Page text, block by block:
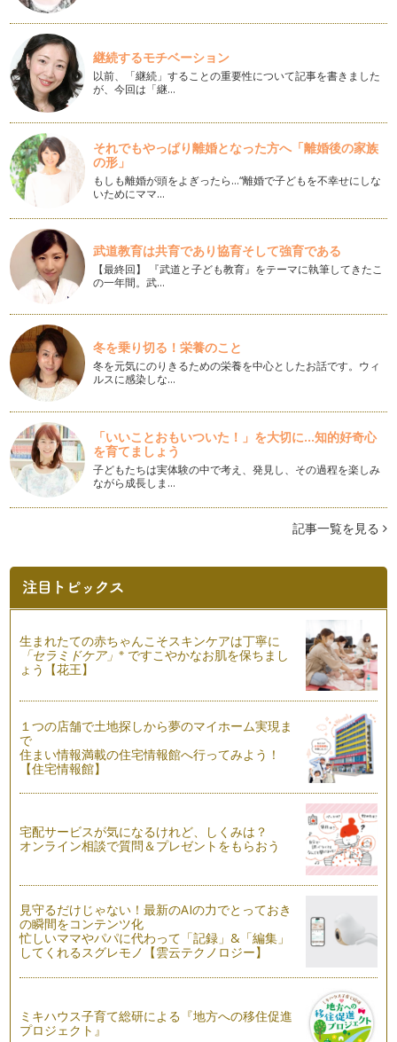
正しい歩き方のポイント③
いつもの歩き方、歩幅を意識したことはありますか？ 大股に
なりすぎたり、左右の幅が違…
正しい歩き方のポイント②
歩き方のポイント２つ目は「まっすぐのラインに沿って歩く」
です。 まっすぐ歩くなんて…
正しい歩き方のポイント①
「歩く」ことはほとんど意識しないで毎日行っている行為で
す。 でも、「意識して歩く」…
ブーツの季節♪
少し前まで｢夏日」なんて言葉が聞かれていたのに、あっとい
う間に秋も深まりもう１１月。今年も…
気になる不調は姿勢の悪さが原因！？
メイクやスキンケア、ファッション、ヘアスタイル、ダイエッ
ト、女性はいろいろなことにこだわっ…
正しい姿勢を知って本来の自分に♪心・体・見た目が変わりま
す。
「姿勢が悪いよ」、「姿勢を正して！」などど一度は言われた
ことがあると思います。 そ…
継続するモチベーション
以前、「継続」することの重要性について記事を書きました
が、今回は「継…
それでもやっぱり離婚となった方へ「離婚後の家族
の形」
もしも離婚が頭をよぎったら…“離婚で子どもを不幸せにしな
いためにママ…
武道教育は共育であり協育そして強育である
【最終回】 『武道と子ども教育』をテーマに執筆してきたこ
の一年間。武…
冬を乗り切る！栄養のこと
冬を元気にのりきるための栄養を中心としたお話です。ウィ
ルスに感染しな…
「いいことおもいついた！」を大切に...知的好奇心
を育てましょう
子どもたちは実体験の中で考え、発見し、その過程を楽しみ
ながら成長しま…
記事一覧を見る
生まれたての赤ちゃんこそスキンケアは丁寧に
「セラミドケア」※ ですこやかなお肌を保ちまし
ょう【花王】
１つの店舗で土地探しから夢のマイホーム実現ま
で
住まい情報満載の住宅情報館へ行ってみよう！
【住宅情報館】
宅配サービスが気になるけれど、しくみは？
オンライン相談で質問＆プレゼントをもらおう
見守るだけじゃない！最新のAIの力でとっておき
の瞬間をコンテンツ化
忙しいママやパパに代わって「記録」&「編集」
してくれるスグレモノ【雲云テクノロジー】
ミキハウス子育て総研による『地方への移住促進
プロジェクト』